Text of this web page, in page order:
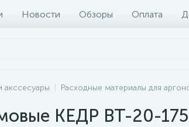
Новости Обзоры Оплата
акссесуары Расходные материалы для
КЕДР ВТ-20-